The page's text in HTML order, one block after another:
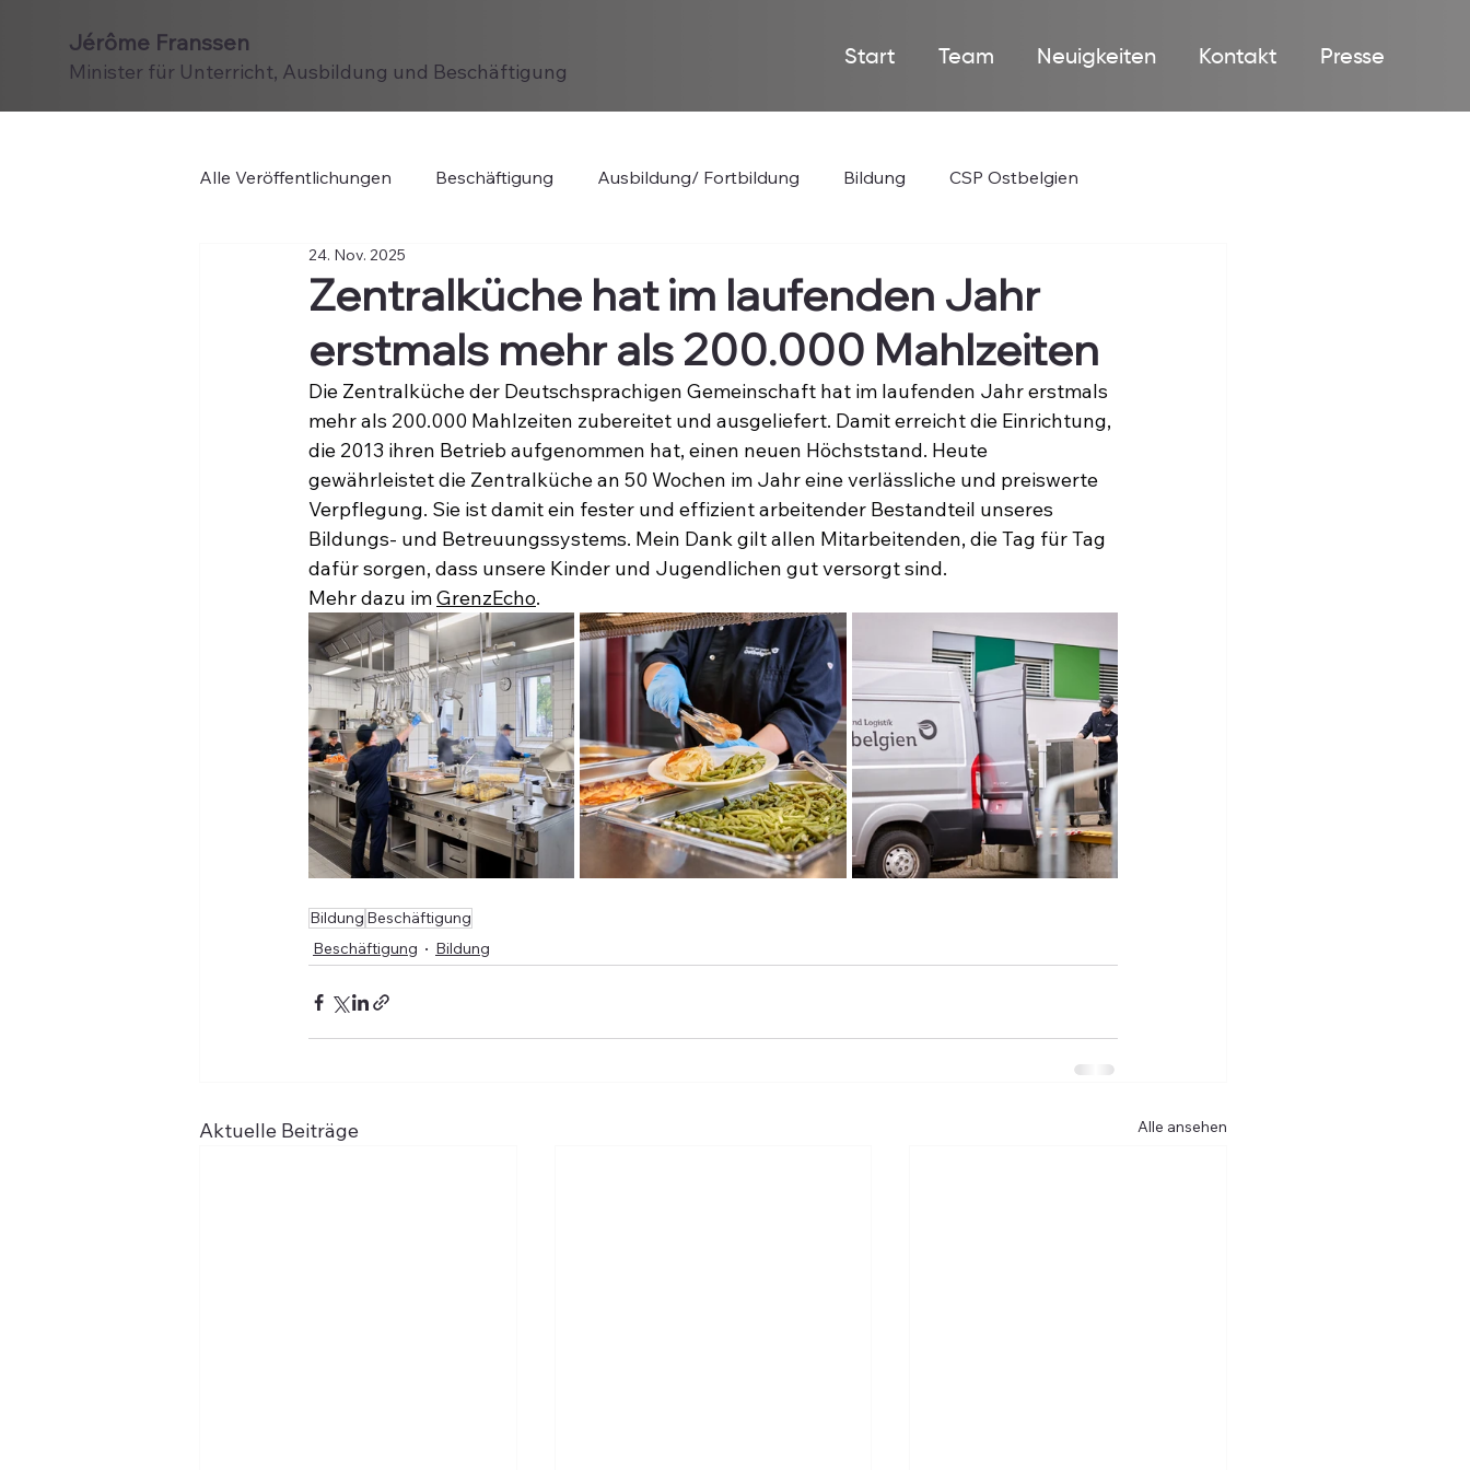
Jérôme Franssen
Minister für Unterricht, Ausbildung und Beschäftigung
Start Team Neuigkeiten Kontakt Presse
Alle Veröffentlichungen Beschäftigung Ausbildung/ Fortbildung Bildung CSP Ostbelgien
Zentralküche hat im laufenden Jahr
erstmals mehr als 200.000 Mahlzeiten
24. Nov. 2025
Die Zentralküche der Deutschsprachigen Gemeinschaft hat im laufenden Jahr erstmals
mehr als 200.000 Mahlzeiten zubereitet und ausgeliefert. Damit erreicht die Einrichtung,
die 2013 ihren Betrieb aufgenommen hat, einen neuen Höchststand. Heute
gewährleistet die Zentralküche an 50 Wochen im Jahr eine verlässliche und preiswerte
Verpflegung. Sie ist damit ein fester und effizient arbeitender Bestandteil unseres
Bildungs- und Betreuungssystems. Mein Dank gilt allen Mitarbeitenden, die Tag für Tag
dafür sorgen, dass unsere Kinder und Jugendlichen gut versorgt sind.
Mehr dazu im GrenzEcho.
Bildung Beschäftigung
Beschäftigung
Bildung
Aktuelle Beiträge Alle ansehen